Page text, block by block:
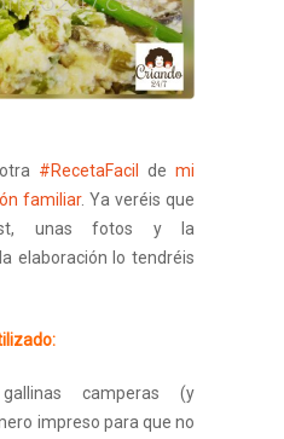
#RecetaFacil de mi
familiar. Ya veréis que
unas fotos y la
elaboración lo tendréis
camperas (y
impreso para que no